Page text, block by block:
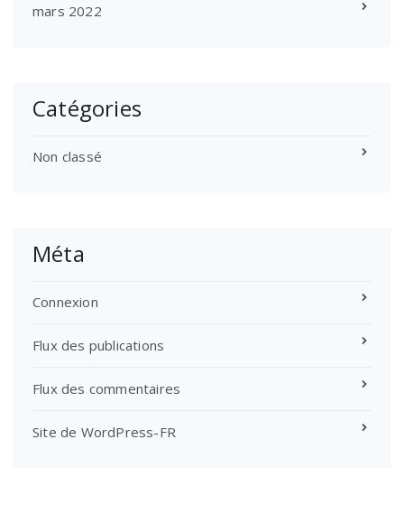
mars 2022
Catégories
Non classé
Méta
Connexion
Flux des publications
Flux des commentaires
Site de WordPress-FR